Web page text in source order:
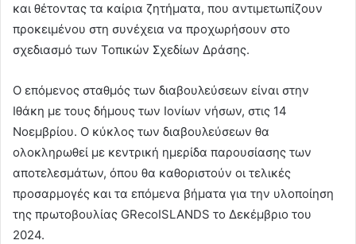
και θέτοντας τα καίρια ζητήματα, που αντιμετωπίζουν
προκειμένου στη συνέχεια να προχωρήσουν στο
σχεδιασμό των Τοπικών Σχεδίων Δράσης.
Ο επόμενος σταθμός των διαβουλεύσεων είναι στην
Ιθάκη με τους δήμους των Ιονίων νήσων, στις 14
Νοεμβρίου. Ο κύκλος των διαβουλεύσεων θα
ολοκληρωθεί με κεντρική ημερίδα παρουσίασης των
αποτελεσμάτων, όπου θα καθοριστούν οι τελικές
προσαρμογές και τα επόμενα βήματα για την υλοποίηση
της πρωτοβουλίας GRecoISLANDS το Δεκέμβριο του
2024.